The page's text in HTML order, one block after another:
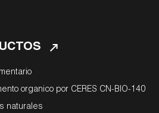
organico por CERES CN-BIO-140
naturales